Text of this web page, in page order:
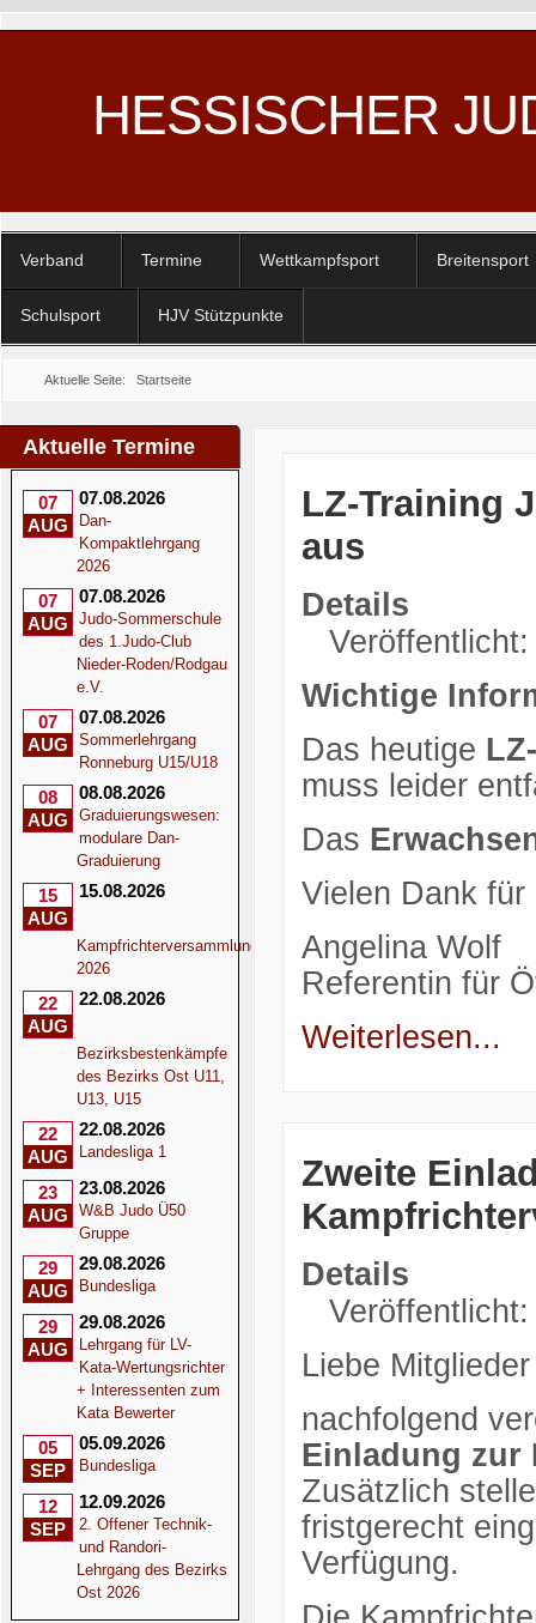
HESSISCHER
Verband Termine Wettkampfsport Breitensport
Schulsport HJV Stützpunkte
Aktuelle Seite: Startseite
Aktuelle Termine
07
AUG
07.08.2026
Dan-
Kompaktlehrgang
2026
07
AUG
07.08.2026
Judo-Sommerschule
des 1.Judo-Club
Nieder-Roden/Rodgau
e.V.
07
AUG
07.08.2026
Sommerlehrgang
Ronneburg U15/U18
08
AUG
08.08.2026
Graduierungswesen:
modulare Dan-
Graduierung
15
AUG
15.08.2026
Kampfrichterversammlung
2026
22
AUG
22.08.2026
Bezirksbestenkämpfe
des Bezirks Ost U11,
U13, U15
22
AUG
22.08.2026
Landesliga 1
23
AUG
23.08.2026
W&B Judo Ü50
Gruppe
29
AUG
29.08.2026
Bundesliga
29
AUG
29.08.2026
Lehrgang für LV-
Kata-Wertungsrichter
+ Interessenten zum
Kata Bewerter
05
SEP
05.09.2026
Bundesliga
12
SEP
12.09.2026
2. Offener Technik-
und Randori-
Lehrgang des Bezirks
Ost 2026
LZ-Training
aus
Details
Wichtige
Das heutige
muss leider
Das
Vielen Dank für
Angelina Wolf
Referentin für
Weiterlesen...
Zweite
Details
Liebe
nachfolgend
Einladung zur
Zusätzlich
fristgerecht
Verfügung.